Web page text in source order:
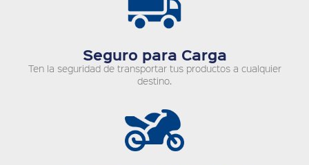
Seguro para Carga
Ten la seguridad de transportar tus productos a cualquier
destino.